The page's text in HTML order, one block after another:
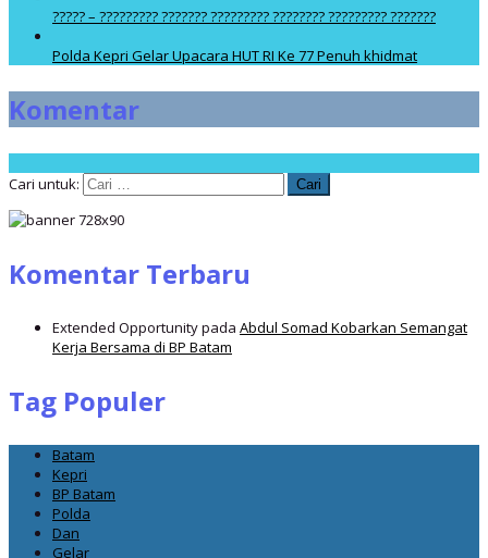
????? – ????????? ??????? ????????? ???????? ????????? ???????
Polda Kepri Gelar Upacara HUT RI Ke 77 Penuh khidmat
Komentar
Cari untuk:
Komentar Terbaru
Extended Opportunitypada Abdul Somad Kobarkan Semangat
Kerja Bersama di BP Batam
Tag Populer
Batam
Kepri
BP Batam
Polda
Dan
Gelar